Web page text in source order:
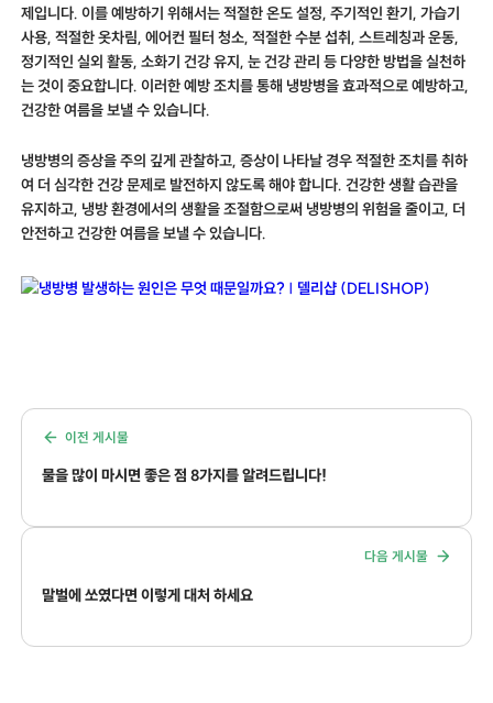
제입니다. 이를 예방하기 위해서는 적절한 온도 설정, 주기적인 환기, 가습기
사용, 적절한 옷차림, 에어컨 필터 청소, 적절한 수분 섭취, 스트레칭과 운동,
정기적인 실외 활동, 소화기 건강 유지, 눈 건강 관리 등 다양한 방법을 실천하
는 것이 중요합니다. 이러한 예방 조치를 통해 냉방병을 효과적으로 예방하고,
건강한 여름을 보낼 수 있습니다.
냉방병의 증상을 주의 깊게 관찰하고, 증상이 나타날 경우 적절한 조치를 취하
여 더 심각한 건강 문제로 발전하지 않도록 해야 합니다. 건강한 생활 습관을
유지하고, 냉방 환경에서의 생활을 조절함으로써 냉방병의 위험을 줄이고, 더
안전하고 건강한 여름을 보낼 수 있습니다.
이전 게시물
물을 많이 마시면 좋은 점 8가지를 알려드립니다!
다음 게시물
말벌에 쏘였다면 이렇게 대처 하세요